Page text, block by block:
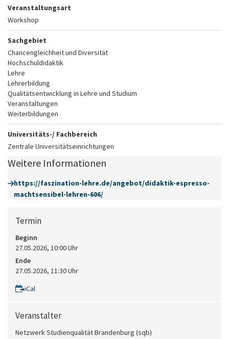
Veranstaltungsart
Workshop
Sachgebiet
Chancengleichheit und Diversität
Hochschuldidaktik
Lehre
Lehrerbildung
Qualitätsentwicklung in Lehre und Studium
Veranstaltungen
Weiterbildungen
Universitäts-/ Fachbereich
Zentrale Universitätseinrichtungen
Weitere Informationen
https://faszination-lehre.de/angebot/didaktik-espresso-
machtsensibel-lehren-606/
Termin
Beginn
27.05.2026, 10:00 Uhr
Ende
27.05.2026, 11:30 Uhr
iCal
Veranstalter
Netzwerk Studienqualität Brandenburg (sqb)